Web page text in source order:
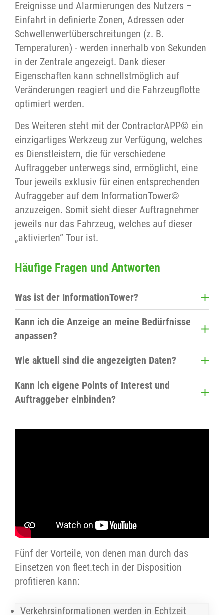
Ereignisse und Alarmierungen des Nutzers –
Einfahrt in definierte Zonen, Adressen oder
Schwellenwertüberschreitungen (z. B.
Temperaturen) - werden innerhalb von Sekunden
in der Zentrale angezeigt. Dank dieser
Eigenschaften kann schnellstmöglich auf
Veränderungen reagiert und die Fahrzeugflotte
optimiert werden.
Des Weiteren steht mit der ContractorAPP© ein
einzigartiges Werkzeug zur Verfügung, welches
es Dienstleistern, die für verschiedene
Auftraggeber unterwegs sind, ermöglicht, eine
Tour jeweils exklusiv für einen entsprechenden
Aufraggeber auf dem InformationTower©
anzuzeigen. Somit sieht dieser Auftragnehmer
jeweils nur das Fahrzeug, welches auf dieser
„aktivierten“ Tour ist.
Häufige Fragen und Antworten
Was ist der InformationTower?
Der InformationTower ist die zentrale
Dispositionsanzeige und stellt alle relevanten
Fahrzeug- und Auftragsdaten in Echtzeit bereit.
Kann ich die Anzeige an meine Bedürfnisse
anpassen?
Ja. Sie wählen selbst, welche Daten zuerst
angezeigt werden. Eine spezielle Technologie
sorgt für einen besonders schnellen
Bildschirmaufbau.
Wie aktuell sind die angezeigten Daten?
Die Anzeige aktualisiert sich im Sekundentakt.
Über eine Suchfunktion rufen Sie gezielt einzelne
Fahrzeuge, Flotten oder Details ab.
Kann ich eigene Points of Interest und
Auftraggeber einbinden?
Über die ContractorAPP binden Sie zudem
Fünf der Vorteile, von denen man durch das
Einsetzen von fleet.tech in der Disposition
profitieren kann:
Verkehrsinformationen werden in Echtzeit